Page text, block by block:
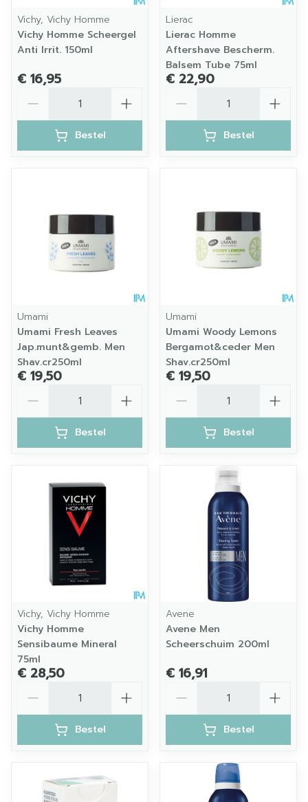
Vichy, Vichy Homme
Vichy Homme Scheergel
Anti Irrit. 150ml
€ 16,95
Bestel
Lierac
Lierac Homme
Aftershave Bescherm.
Balsem Tube 75ml
€ 22,90
Bestel
Umami
Umami Fresh Leaves
Jap.munt&gemb. Men
Shav.cr250ml
€ 19,50
Bestel
Umami
Umami Woody Lemons
Bergamot&ceder Men
Shav.cr250ml
€ 19,50
Bestel
Vichy, Vichy Homme
Vichy Homme
Sensibaume Mineral
75ml
€ 28,50
Bestel
Avene
Avene Men
Scheerschuim 200ml
€ 16,91
Bestel